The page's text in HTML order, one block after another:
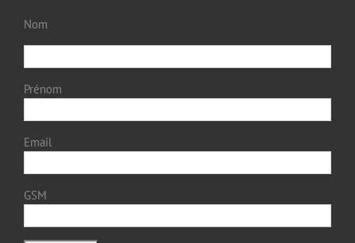
Nom
Prénom
Email
GSM